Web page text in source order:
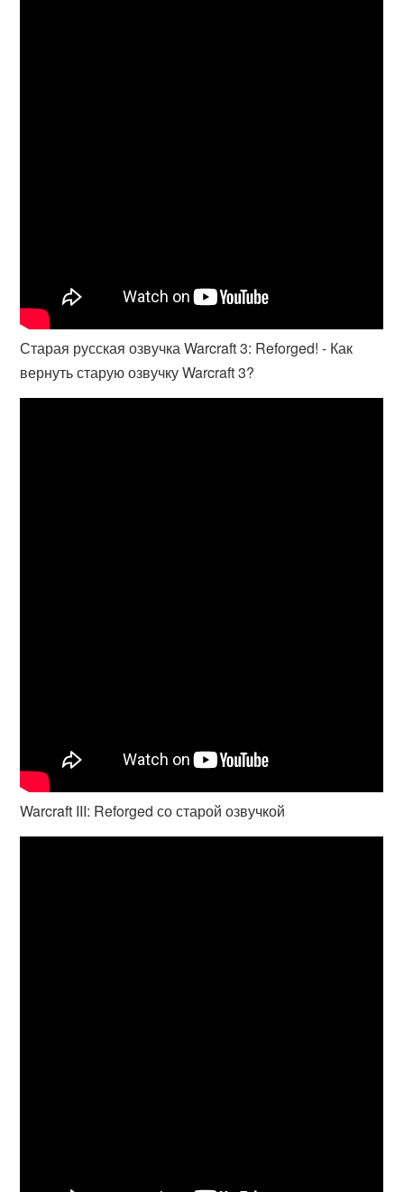
Старая русская озвучка Warcraft 3: Reforged! - Как
вернуть старую озвучку Warcraft 3?
Warcraft III: Reforged со старой озвучкой